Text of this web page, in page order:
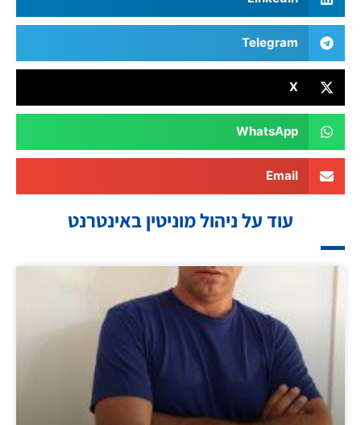
Telegram
X
WhatsApp
Email
עוד על ניהול מוניטין באינטרנט